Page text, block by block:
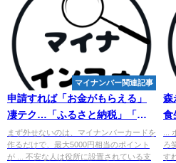
マイナンバー関連記事
申請すれば「お金がもらえる」
凄テク…「ふるさと納税」「給
付金」「アプリ」でお得生活
まず外せないのは、マイナンバーカードを
作るだけで、最大5000円相当のポイント
が ... 不安な人は役所に設置されている支
森
食
...
ろ
す